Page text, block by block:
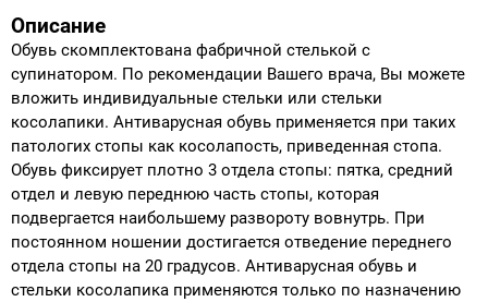
Описание
Обувь скомплектована фабричной стелькой с
супинатором. По рекомендации Вашего врача, Вы можете
вложить индивидуальные стельки или стельки
косолапики. Антиварусная обувь применяется при таких
патологих стопы как косолапость, приведенная стопа.
Обувь фиксирует плотно 3 отдела стопы: пятка, средний
отдел и левую переднюю часть стопы, которая
подвергается наибольшему развороту вовнутрь. При
постоянном ношении достигается отведение переднего
отдела стопы на 20 градусов. Антиварусная обувь и
стельки косолапика применяются только по назначению